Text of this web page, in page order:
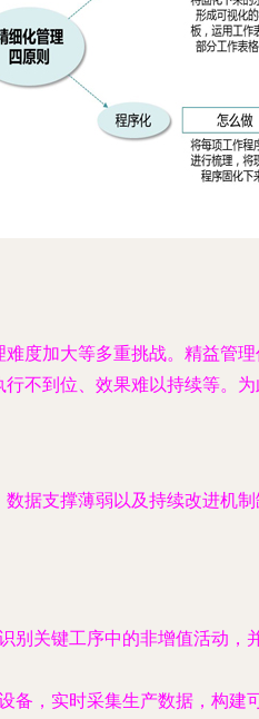
度加大等多重挑战。精益管
不到位、效果难以持续等。
据支撑薄弱以及持续改进机
关键工序中的非增值活动
，实时采集生产数据，构